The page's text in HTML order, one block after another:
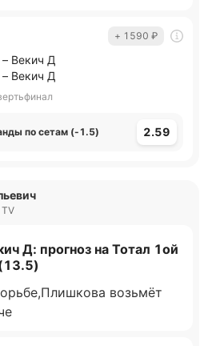
+ 1590 ₽
Векич Д
Векич Д
по сетам (-1.5) 2.59
Д: прогноз на Тотал 1ой
возьмёт